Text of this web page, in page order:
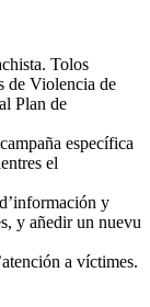
Tolos
de Violencia de
Plan de
específica
el
y
y añedir un nuevu
a víctimes.